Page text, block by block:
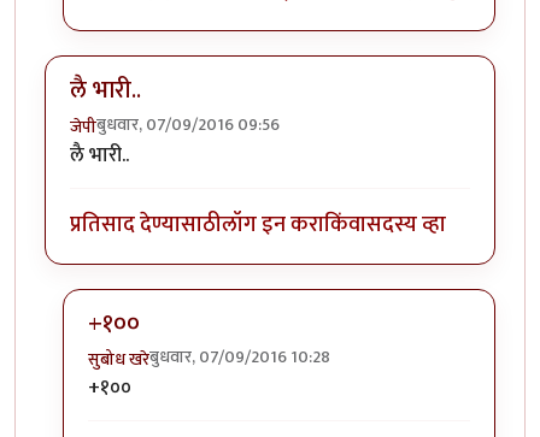
लै भारी..
जेपीबुधवार, 07/09/2016 09:56
लै भारी..
प्रतिसाद देण्यासाठीलॉग इन कराकिंवासदस्य व्हा
+१००
सुबोध खरेबुधवार, 07/09/2016 10:28
In reply to
+१००